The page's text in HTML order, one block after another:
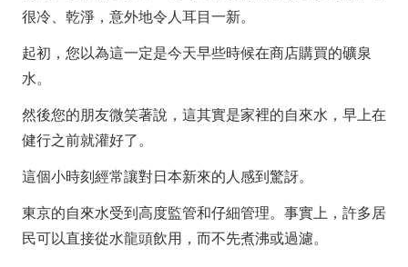
很冷、乾淨，意外地令人耳目一新。
起初，您以為這一定是今天早些時候在商店購買的礦泉
水。
然後您的朋友微笑著說，這其實是家裡的自來水，早上在
健行之前就灌好了。
這個小時刻經常讓對日本新來的人感到驚訝。
東京的自來水受到高度監管和仔細管理。事實上，許多居
民可以直接從水龍頭飲用，而不先煮沸或過濾。